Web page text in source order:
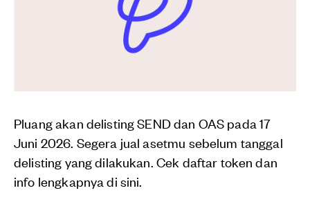
Pluang akan delisting SEND dan OAS pada 17
Juni 2026. Segera jual asetmu sebelum tanggal
delisting yang dilakukan. Cek daftar token dan
info lengkapnya di sini.